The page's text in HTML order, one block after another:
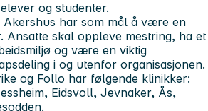
og studenter.
Akershus har som mål å være en
Ansatte skal oppleve mestring, ha et
og være en viktig
i og utenfor organisasjonen.
og Follo har følgende klinikker:
Eidsvoll, Jevnaker, Ås,